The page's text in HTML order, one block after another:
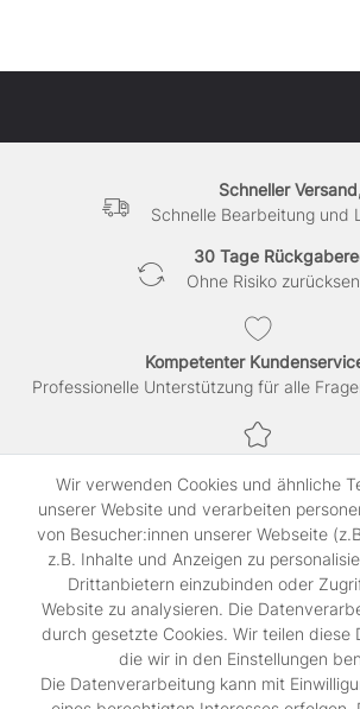
Schneller
Schnelle Bearbeitung und
30 Tage
Ohne Risiko
Kompetenter
Professionelle Unterstützung für alle
SSL-verschlüsselte Abwicklung für
Shop
Kontakt
Rechtliches
Widerrufs­recht
Wir verwenden Cookies und ähnliche
unserer Website und verarbeiten
von Besucher:innen unserer Webseite
z.B. Inhalte und Anzeigen zu
Drittanbietern einzubinden oder
Website zu analysieren. Die
durch gesetzte Cookies. Wir teilen diese
die wir in den Einstellungen
Die Datenverarbeitung kann mit